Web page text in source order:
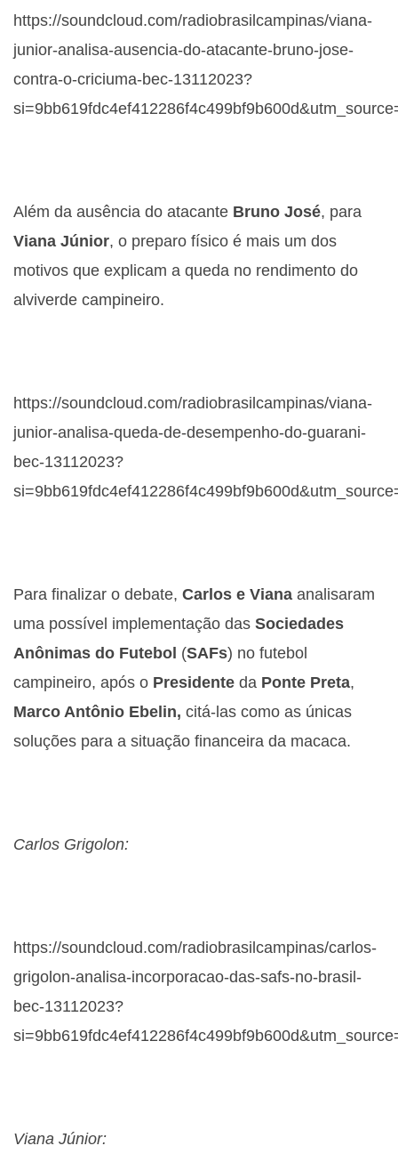
https://soundcloud.com/radiobrasilcampinas/viana-
junior-analisa-ausencia-do-atacante-bruno-jose-
contra-o-criciuma-bec-13112023?
Além da ausência do atacante Bruno José, para
Viana Júnior, o preparo físico é mais um dos
motivos que explicam a queda no rendimento do
alviverde campineiro.
https://soundcloud.com/radiobrasilcampinas/viana-
junior-analisa-queda-de-desempenho-do-guarani-
bec-13112023?
Para finalizar o debate, Carlos e Viana analisaram
uma possível implementação das Sociedades
Anônimas do Futebol (SAFs) no futebol
campineiro, após o Presidente da Ponte Preta,
Marco Antônio Ebelin, citá-las como as únicas
soluções para a situação financeira da macaca.
Carlos Grigolon:
https://soundcloud.com/radiobrasilcampinas/carlos-
grigolon-analisa-incorporacao-das-safs-no-brasil-
bec-13112023?
Viana Júnior: